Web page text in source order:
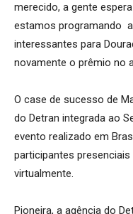
merecido, a gente
estamos programando
interessantes para
novamente o prêmio no
O case de sucesso de
do Detran integrada ao
evento realizado em
participantes
virtualmente.
Pioneira, a agência do